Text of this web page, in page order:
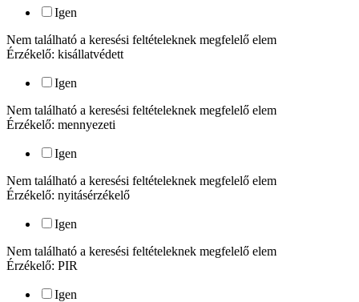
Igen
Nem található a keresési feltételeknek megfelelő elem
Érzékelő: kisállatvédett
Igen
Nem található a keresési feltételeknek megfelelő elem
Érzékelő: mennyezeti
Igen
Nem található a keresési feltételeknek megfelelő elem
Érzékelő: nyitásérzékelő
Igen
Nem található a keresési feltételeknek megfelelő elem
Érzékelő: PIR
Igen